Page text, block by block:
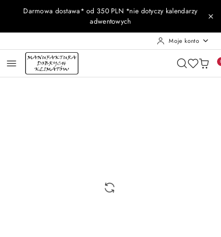
Przejdź do treści głównej
Przejdź do wyszukiwarki
Przejdź do moje konto
Przejdź do menu głównego
Przejdź do opisu produktu
Przejdź do stopki
Darmowa dostawa* od 350 PLN *nie dotyczy kalendarzy
adwentowych
Moje konto